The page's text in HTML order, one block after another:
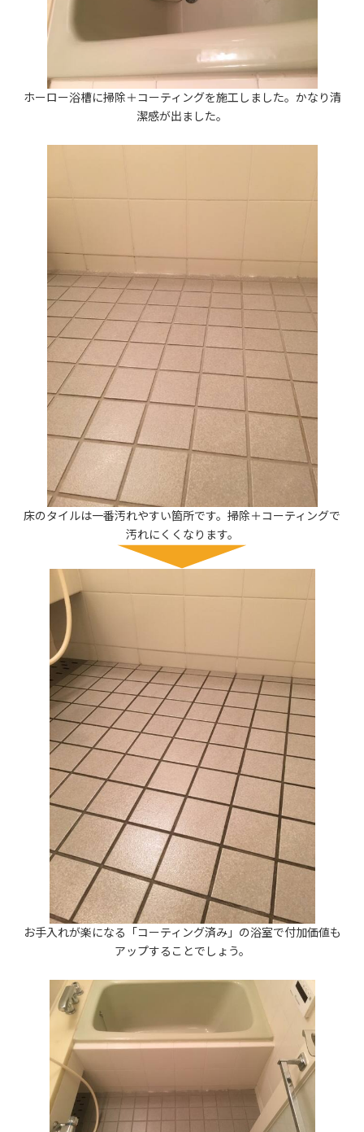
ホーロー浴槽に掃除＋コーティングを施工しました。かなり清
潔感が出ました。
床のタイルは一番汚れやすい箇所です。掃除＋コーティングで
汚れにくくなります。
お手入れが楽になる「コーティング済み」の浴室で付加価値も
アップすることでしょう。